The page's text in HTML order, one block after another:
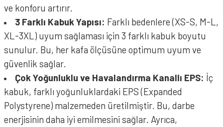
ve konforu artırır.
3 Farklı Kabuk Yapısı: Farklı bedenlere (XS-S, M-L,
XL-3XL) uyum sağlaması için 3 farklı kabuk boyutu
sunulur. Bu, her kafa ölçüsüne optimum uyum ve
güvenlik sağlar.
Çok Yoğunluklu ve Havalandırma Kanallı EPS: İç
kabuk, farklı yoğunluklardaki EPS (Expanded
Polystyrene) malzemeden üretilmiştir. Bu, darbe
enerjisinin daha iyi emilmesini sağlar. Ayrıca,